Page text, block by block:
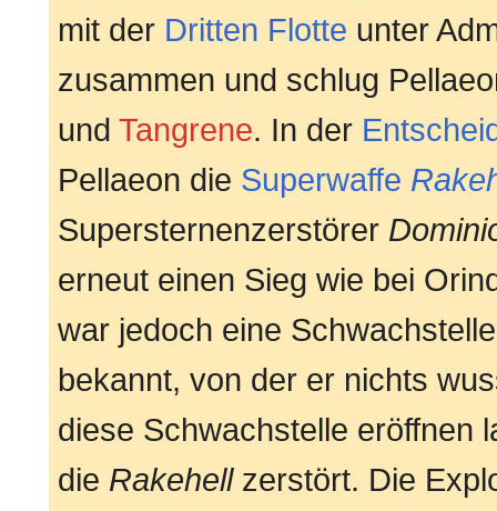
mit der Dritten Flotte unter
zusammen und schlug
und Tangrene. In der
Pellaeon die Superwaffe
Supersternenzerstörer
erneut einen Sieg wie bei
war jedoch eine
bekannt, von der er nichts
diese Schwachstelle eröffnen
die Rakehellzerstört. Die